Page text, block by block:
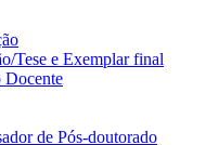
Tese e Exemplar final
Docente
de Pós-doutorado